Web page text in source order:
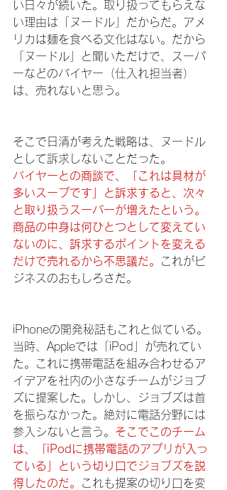
い日々が続いた。取り扱ってもらえな
い理由は「ヌードル」だからだ。アメ
リカは麺を食べる文化はない。だから
「ヌードル」と聞いただけで、スーパ
ーなどのバイヤー（仕入れ担当者）
は、売れないと思う。
そこで日清が考えた戦略は、ヌードル
として訴求しないことだった。
バイヤーとの商談で、「これは具材が
多いスープです」と訴求すると、次々
と取り扱うスーパーが増えたという。
商品の中身は何ひとつとして変えてい
ないのに、訴求するポイントを変える
だけで売れるから不思議だ。
これがビ
ジネスのおもしろさだ。
iPhoneの開発秘話もこれと似ている。
当時、Appleでは「iPod」が売れてい
た。これに携帯電話を組み合わせるア
イデアを社内の小さなチームがジョブ
ズに提案した。しかし、ジョブズは首
を振らなかった。絶対に電話分野には
参入シないと言う。 そこでこのチーム
は、「iPodに携帯電話のアプリが入っ
ている」という切り口でジョブズを説
得したのだ。
これも提案の切り口を変